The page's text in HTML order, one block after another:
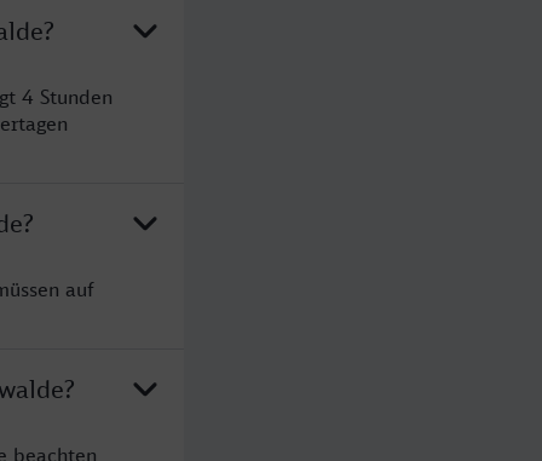
4 Stunden
auf
beachten